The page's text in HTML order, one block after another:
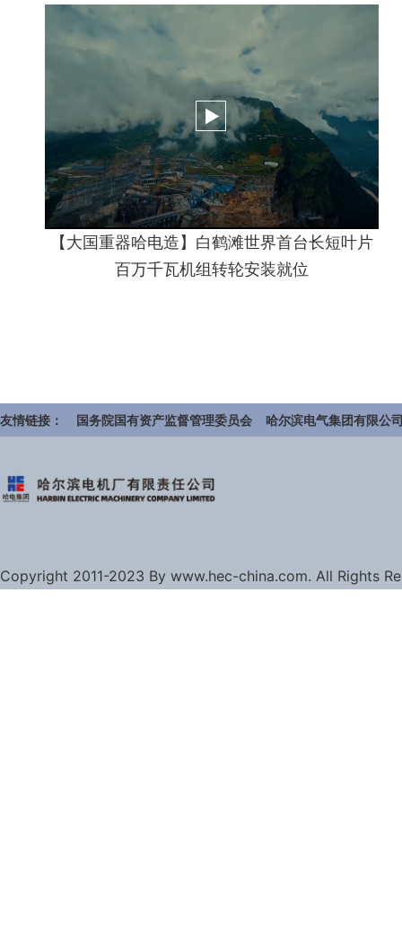
【大国重器哈电造】白鹤滩世界首台长短叶片
百万千瓦机组转轮安装就位
友情链接： 国务院国有资产监督管理委员会 哈尔滨电气集团有限公
Copyright 2011-2023 By www.hec-china.com. All Rights